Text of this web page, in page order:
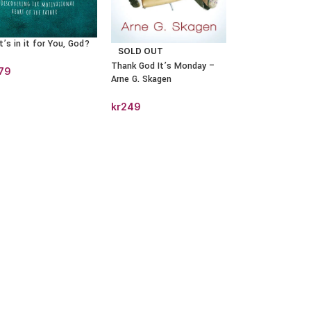
in it for You, God?
SOLD OUT
Thank God It’s Monday –
Arne G. Skagen
kr249